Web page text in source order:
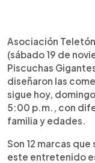
►
Asociación
(sábado 19 de
Piscuchas
diseñaron las
sigue hoy,
5:00 p.m., con
familia y edades.
Son 12 marcas
este entretenido